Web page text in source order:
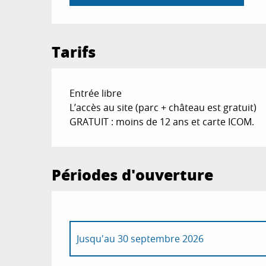
Tarifs
Entrée libre
L’accès au site (parc + château est gratuit)
GRATUIT : moins de 12 ans et carte ICOM.
Périodes d'ouverture
Jusqu'au 30 septembre 2026